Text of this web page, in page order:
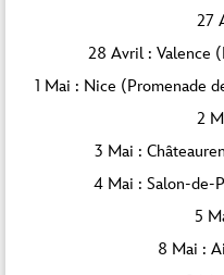
27
28 Avril : Valence
1 Mai : Nice (Promenade
2
3 Mai :
4 Mai : Salon-de-
5
8 Mai :